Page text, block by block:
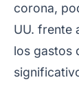
corona,
UU. frente
los gastos